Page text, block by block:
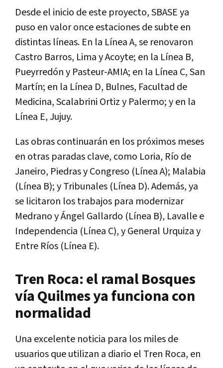
Desde el inicio de este proyecto, SBASE ya
puso en valor once estaciones de subte en
distintas líneas. En la Línea A, se renovaron
Castro Barros, Lima y Acoyte; en la Línea B,
Pueyrredón y Pasteur-AMIA; en la Línea C, San
Martín; en la Línea D, Bulnes, Facultad de
Medicina, Scalabrini Ortiz y Palermo; y en la
Línea E, Jujuy.
Las obras continuarán en los próximos meses
en otras paradas clave, como Loria, Río de
Janeiro, Piedras y Congreso (Línea A); Malabia
(Línea B); y Tribunales (Línea D). Además, ya
se licitaron los trabajos para modernizar
Medrano y Ángel Gallardo (Línea B), Lavalle e
Independencia (Línea C), y General Urquiza y
Entre Ríos (Línea E).
Tren Roca: el ramal Bosques
vía Quilmes ya funciona con
normalidad
Una excelente noticia para los miles de
usuarios que utilizan a diario el Tren Roca, en